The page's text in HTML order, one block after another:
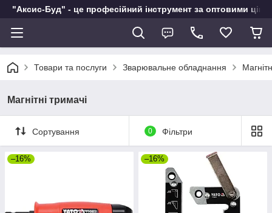
"Аксис-Буд" - це професійний інструмент за оптовими
Товари та послуги Зварювальне обладнання
Магнітні тримачі
Сортування 0 Фільтри
–16% –16%